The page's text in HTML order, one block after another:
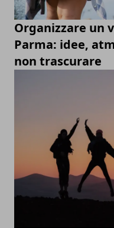
Organizzare un
Parma: idee,
non trascurare